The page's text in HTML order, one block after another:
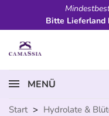
Bitte Lieferland
MENÜ
Start > Hydrolate &